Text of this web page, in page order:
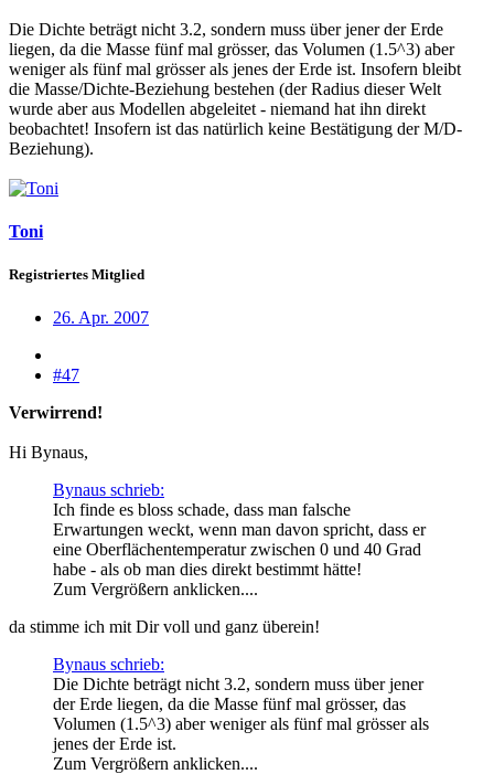
Die Dichte beträgt nicht 3.2, sondern muss über jener der Erde
liegen, da die Masse fünf mal grösser, das Volumen (1.5^3) aber
weniger als fünf mal grösser als jenes der Erde ist. Insofern bleibt
die Masse/Dichte-Beziehung bestehen (der Radius dieser Welt
wurde aber aus Modellen abgeleitet - niemand hat ihn direkt
beobachtet! Insofern ist das natürlich keine Bestätigung der M/D-
Beziehung).
Toni
Registriertes Mitglied
26. Apr. 2007
#47
Verwirrend!
Hi Bynaus,
Bynaus schrieb:
Ich finde es bloss schade, dass man falsche
Erwartungen weckt, wenn man davon spricht, dass er
eine Oberflächentemperatur zwischen 0 und 40 Grad
habe - als ob man dies direkt bestimmt hätte!
Zum Vergrößern anklicken....
da stimme ich mit Dir voll und ganz überein!
Bynaus schrieb:
Die Dichte beträgt nicht 3.2, sondern muss über jener
der Erde liegen, da die Masse fünf mal grösser, das
Volumen (1.5^3) aber weniger als fünf mal grösser als
jenes der Erde ist.
Zum Vergrößern anklicken....